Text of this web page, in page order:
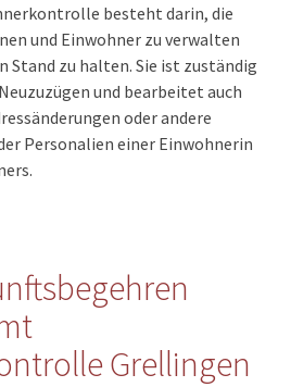
besteht darin, die
und Einwohner zu verwalten
Stand zu halten. Sie ist zuständig
und bearbeitet auch
oder andere
Personalien einer Einwohnerin
Grellingen